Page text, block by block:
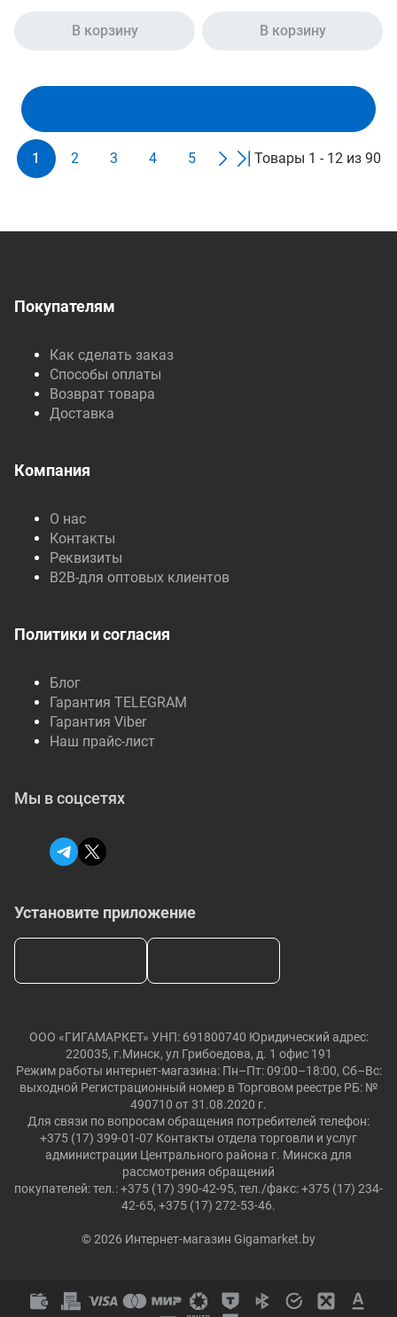
8Gb 128bit GDDR6
1042/14000 DVIx1 HDMIx1
В корзину
LHR 8ГБ GDDR6, LHR, Ret
[ne63070019p2-1040g]
В корзину
1 2 3 4 5 Товары 1 - 12 из 90
Покупателям
Как сделать заказ
Способы оплаты
Возврат товара
Доставка
Компания
О нас
Контакты
Реквизиты
B2B-для оптовых клиентов
Политики и согласия
Блог
Гарантия TELEGRAM
Гарантия Viber
Наш прайс-лист
Установите приложение
Мы в соцсетях
ООО «ГИГАМАРКЕТ» УНП: 691800740 Юридический адрес:
220035, г.Минск, ул Грибоедова, д. 1 офис 191
Режим работы интернет-магазина: Пн–Пт: 09:00–18:00, Сб–Вс:
выходной Регистрационный номер в Торговом реестре РБ: №
490710 от 31.08.2020 г.
Для связи по вопросам обращения потребителей телефон:
+375 (17) 399-01-07 Контакты отдела торговли и услуг
администрации Центрального района г. Минска для
рассмотрения обращений
покупателей: тел.: +375 (17) 390-42-95, тел./факс: +375 (17) 234-
42-65, +375 (17) 272-53-46.
© 2026 Интернет-магазин Gigamarket.by